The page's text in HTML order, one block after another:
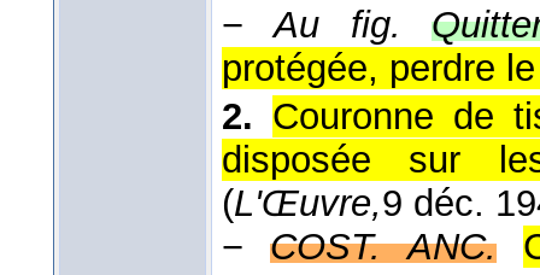
−Au fig.
protégée, perdre
2. Couronne de
disposée sur
(L'Œuvre,9 déc.
−COST. ANC.